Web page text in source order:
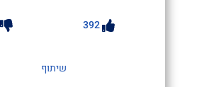
392
שיתוף